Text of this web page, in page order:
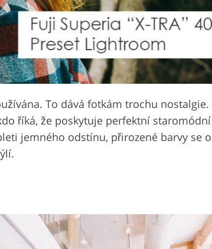
To dává fotkám trochu nostalgie.
říká, že poskytuje perfektní staromódní
jemného odstínu, přirozené barvy se o